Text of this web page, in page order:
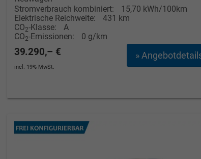
Stromverbrauch kombiniert:
15,70 kWh/100km
Elektrische Reichweite:
431 km
CO2-Klasse:
A
CO2-Emissionen: 0 g/km
»
39.290,– €
incl. 19% MwSt.
schael@take-your-car.de